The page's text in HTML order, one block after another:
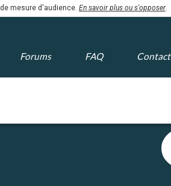
mesure d'audience. En savoir plus ou s'opposer.
Forums FAQ Contact